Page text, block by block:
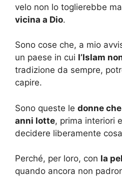
velo non lo toglierebbe
vicina a Dio.
Sono cose che, a mio
un paese in cui l’Islam
tradizione da sempre,
capire.
Sono queste le donne
anni lotte, prima interiori
decidere liberamente
Perché, per loro, con la
quando ancora non